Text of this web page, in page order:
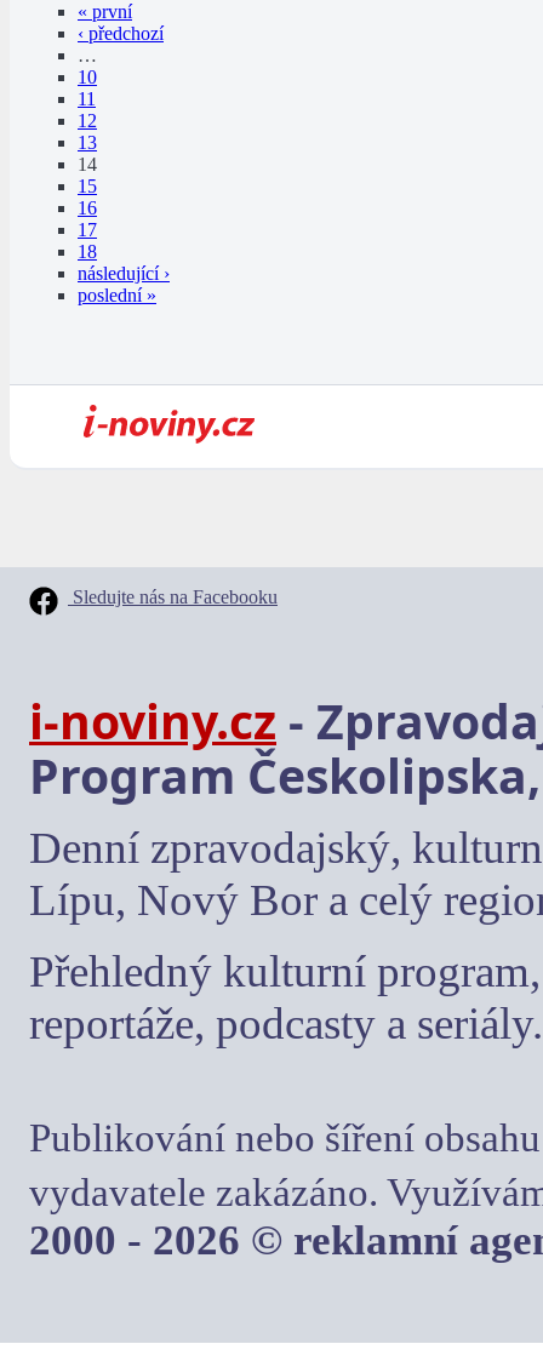
« první
‹ předchozí
…
10
11
12
13
14
15
16
17
18
následující ›
poslední »
Sledujte nás na Facebooku
i-noviny.cz -
Program
Denní zpravodajský,
Lípu, Nový Bor a celý
Přehledný kulturní
reportáže, podcasty a seriály.
Publikování nebo šíření
vydavatele zakázáno.
2000 - 2026 © reklamní